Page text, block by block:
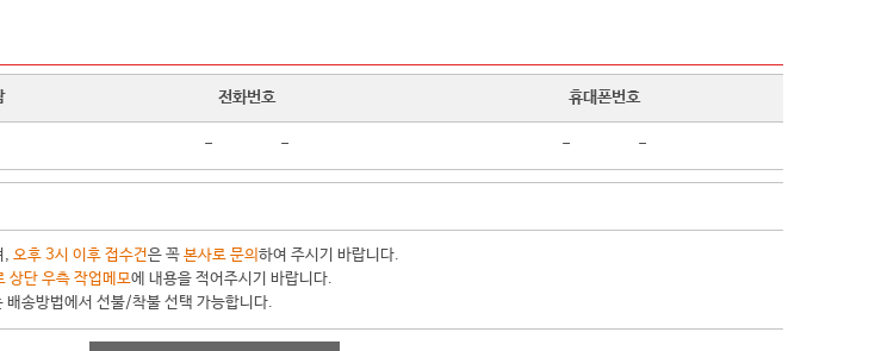
전화번호 휴대폰번호
- - - -
, 오후 3시 이후 접수건은 꼭 본사로 문의 하여 주시기 바랍니다.
상단 우측 작업메모에 내용을 적어주시기 바랍니다.
배송방법에서 선불/착불 선택 가능합니다.